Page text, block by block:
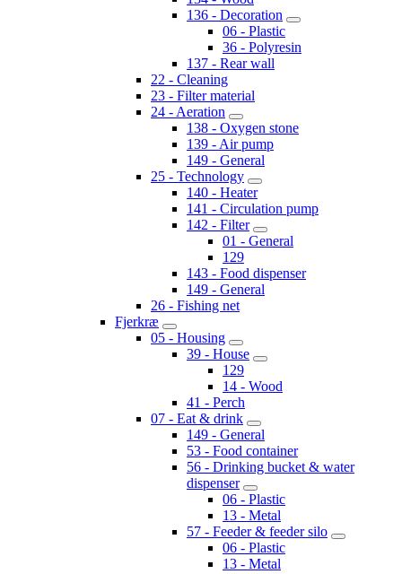
136 - Decoration
06 - Plastic
36 - Polyresin
137 - Rear wall
22 - Cleaning
23 - Filter material
24 - Aeration
138 - Oxygen stone
139 - Air pump
149 - General
25 - Technology
140 - Heater
141 - Circulation pump
142 - Filter
01 - General
129
143 - Food dispenser
149 - General
26 - Fishing net
Fjerkræ
05 - Housing
39 - House
129
14 - Wood
41 - Perch
07 - Eat & drink
149 - General
53 - Food container
56 - Drinking bucket & water
dispenser
06 - Plastic
13 - Metal
57 - Feeder & feeder silo
06 - Plastic
13 - Metal